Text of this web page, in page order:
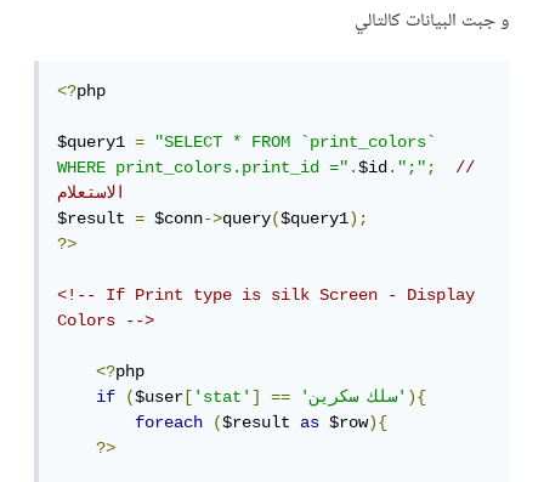
و جبت البيانات كالتالي
<?php
$query1 =
"SELECT * FROM `print_colors`
WHERE print_colors.print_id =".$id.";";
//
الاستعلام
$result = $conn->query($query1);
?>
<!-- If Print type is silk Screen - Display
Colors -->
<?php
if
($user ['stat'] == 'سلك سكرين'){
foreach
($result as $row){
?>